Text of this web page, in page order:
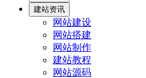
建站资讯
网站建设
网站搭建
网站制作
建站教程
网站源码